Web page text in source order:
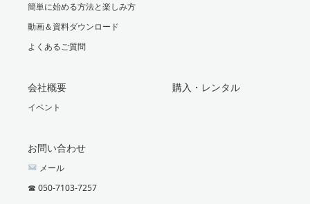
簡単に始める方法と楽しみ方
動画＆資料ダウンロード
よくあるご質問
会社概要
イベント
購入・レンタル
お問い合わせ
メール
☎︎ 050-7103-7257